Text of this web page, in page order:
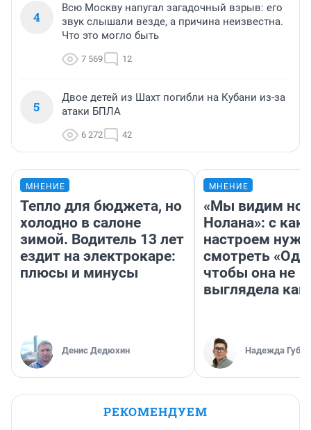
4
Всю Москву напугал загадочный взрыв: его
звук слышали везде, а причина неизвестна.
Что это могло быть
7 569 12
5
Двое детей из Шахт погибли на Кубани из-за
атаки БПЛА
6 272 42
МНЕНИЕ
Тепло для бюджета, но
холодно в салоне
зимой. Водитель 13 лет
ездит на электрокаре:
плюсы и минусы
Денис Дедюхин
МНЕНИЕ
«Мы видим
Нолана»: с
настроем
смотреть
чтобы она не
выглядела как
Надежда
РЕКОМЕНДУЕМ